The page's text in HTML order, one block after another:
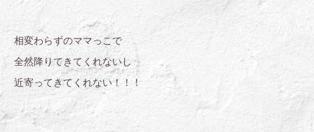
相変わらずのママっこで
全然降りてきてくれないし
近寄ってきてくれない！！！